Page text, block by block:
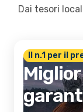
Dai tesori
Il n.1 per il